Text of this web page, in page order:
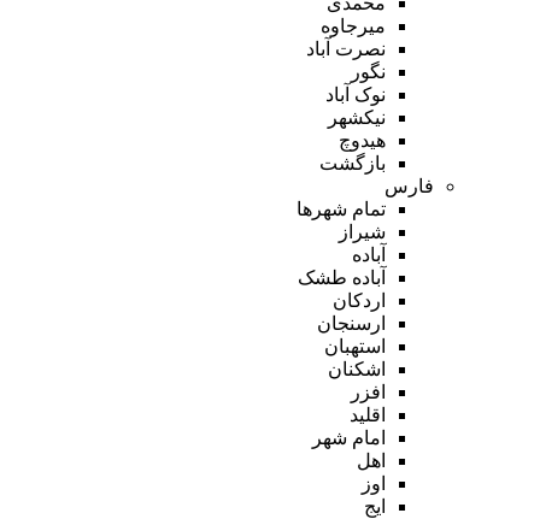
میرجاوه
نصرت آباد
نگور
نوک آباد
نیکشهر
هیدوچ
بازگشت
فارس
تمام شهر‌ها
شیراز
آباده
آباده طشک
اردکان
ارسنجان
استهبان
اشکنان
افزر
اقلید
امام شهر
اهل
اوز
ایج